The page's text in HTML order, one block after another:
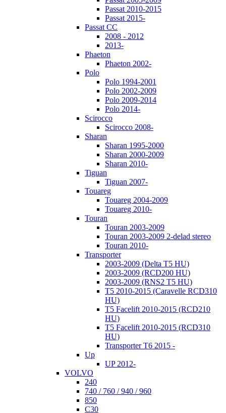
Passat 2010-2015
Passat 2015-
Passat CC
2008 - 2012
2013-
Phaeton
Phaeton 2002-
Polo
Polo 1994-2001
Polo 2002-2009
Polo 2009-2014
Polo 2014-
Scirocco
Scirocco 2008-
Sharan
Sharan 1995-2000
Sharan 2000-2009
Sharan 2010-
Tiguan
Tiguan 2007-
Touareg
Touareg 2004-2009
Touareg 2010-
Touran
Touran 2003-2009
Touran 2003-2009 2-delad stereo
Touran 2010-
Transporter
2003-2009 (Delta T5 HU)
2003-2009 (RCD200 HU)
2003-2009 (RNS2 T5 HU)
T5 2010-2015 (Caravelle RCD310
HU)
T5 Facelift 2010-2015 (RCD210
HU)
T5 Facelift 2010-2015 (RCD310
HU)
Transporter T6 2015 -
Up
UP 2012-
VOLVO
240
740 / 760 / 940 / 960
850
C30